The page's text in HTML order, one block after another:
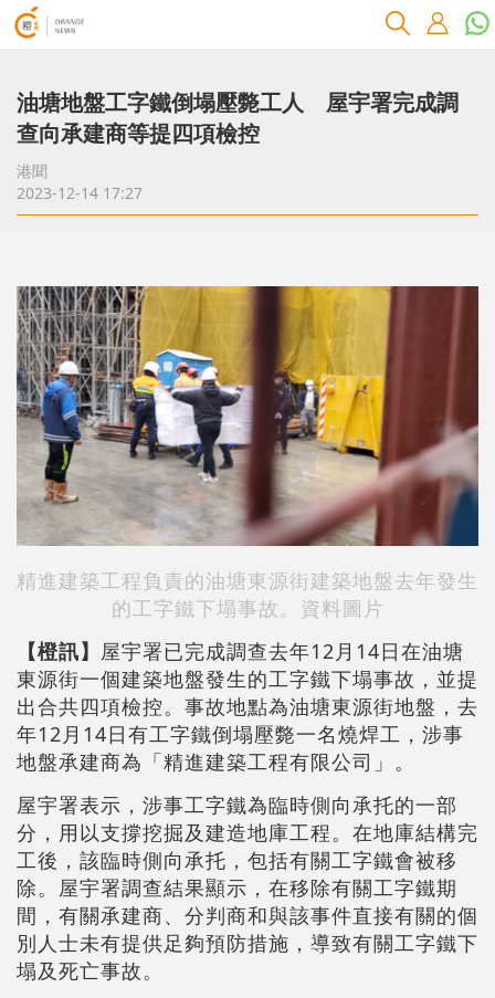
油塘地盤工字鐵倒塌壓斃工人 屋宇署完成調
查向承建商等提四項檢控
港聞
2023-12-14 17:27
精進建築工程負責的油塘東源街建築地盤去年發生
的工字鐵下塌事故。資料圖片
【橙訊】 屋宇署已完成調查去年12月14日在油塘
東源街一個建築地盤發生的工字鐵下塌事故，並提
出合共四項檢控。事故地點為油塘東源街地盤，去
年12月14日有工字鐵倒塌壓斃一名燒焊工，涉事
地盤承建商為「精進建築工程有限公司」。
屋宇署表示，涉事工字鐵為臨時側向承托的一部
分，用以支撐挖掘及建造地庫工程。在地庫結構完
工後，該臨時側向承托，包括有關工字鐵會被移
除。屋宇署調查結果顯示，在移除有關工字鐵期
間，有關承建商、分判商和與該事件直接有關的個
別人士未有提供足夠預防措施，導致有關工字鐵下
塌及死亡事故。